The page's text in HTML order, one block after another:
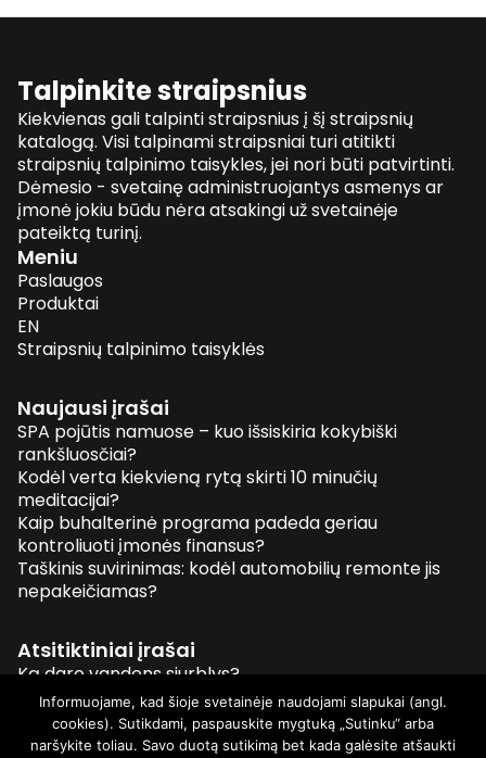
Talpinkite straipsnius
Kiekvienas gali talpinti straipsnius į šį straipsnių
katalogą. Visi talpinami straipsniai turi atitikti
straipsnių talpinimo taisykles, jei nori būti patvirtinti.
Dėmesio - svetainę administruojantys asmenys ar
įmonė jokiu būdu nėra atsakingi už svetainėje
pateiktą turinį.
Meniu
Paslaugos
Produktai
EN
Straipsnių talpinimo taisyklės
Naujausi įrašai
SPA pojūtis namuose – kuo išsiskiria kokybiški
rankšluosčiai?
Kodėl verta kiekvieną rytą skirti 10 minučių
meditacijai?
Kaip buhalterinė programa padeda geriau
kontroliuoti įmonės finansus?
Taškinis suvirinimas: kodėl automobilių remonte jis
nepakeičiamas?
Atsitiktiniai įrašai
Ką daro vandens siurblys?
Kas yra Ying ir Yang?
Sveiki dantys ir graži šypsena
Ar galima susieti maitinimą krūtimi ir intelektą?
Informuojame, kad šioje svetainėje naudojami slapukai (angl.
cookies). Sutikdami, paspauskite mygtuką „Sutinku“ arba
naršykite toliau. Savo duotą sutikimą bet kada galėsite atšaukti